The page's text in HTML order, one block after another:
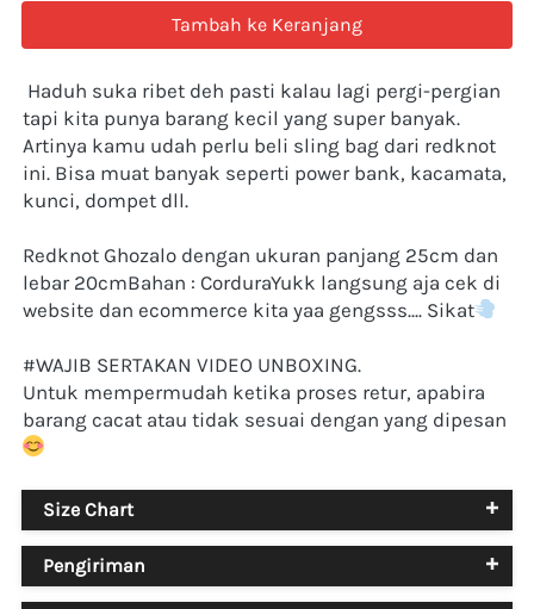
`
Tambah ke Keranjang
Haduh suka ribet deh pasti kalau lagi pergi-pergian
tapi kita punya barang kecil yang super banyak.
Artinya kamu udah perlu beli sling bag dari redknot
ini. Bisa muat banyak seperti power bank, kacamata,
kunci, dompet dll.
Redknot Ghozalo dengan ukuran panjang 25cm dan
lebar 20cmBahan : CorduraYukk langsung aja cek di
website dan ecommerce kita yaa gengsss.... Sikat
#WAJIB SERTAKAN VIDEO UNBOXING.
Untuk mempermudah ketika proses retur, apabira
barang cacat atau tidak sesuai dengan yang dipesan
Size Chart
Pengiriman